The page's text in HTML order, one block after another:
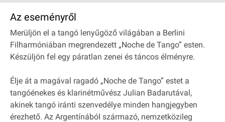
Az eseményről
Merüljön el a tangó lenyűgöző világában a Berlini
Filharmóniában megrendezett „Noche de Tango” esten.
Készüljön fel egy páratlan zenei és táncos élményre.
Élje át a magával ragadó „Noche de Tango” estet a
tangóénekes és klarinétművész Julian Badarutával,
akinek tangó iránti szenvedélye minden hangjegyben
érezhető. Az Argentínából származó, nemzetközileg